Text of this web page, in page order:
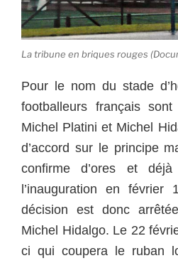
La tribune en briques rouges
Pour le nom du stade
footballeurs français
Michel Platini et Michel
d’accord sur le principe
confirme d’ores et
l’inauguration en février
décision est donc
Michel Hidalgo. Le 22
ci qui coupera le ruban